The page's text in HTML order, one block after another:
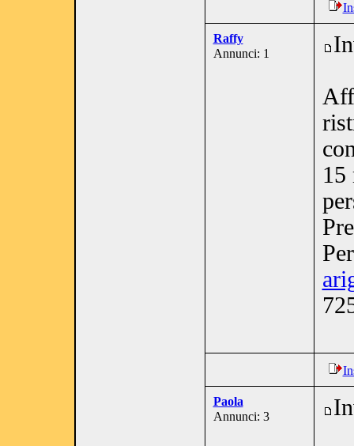
Raffy
Annunci: 1
15
Paola
Annunci: 3